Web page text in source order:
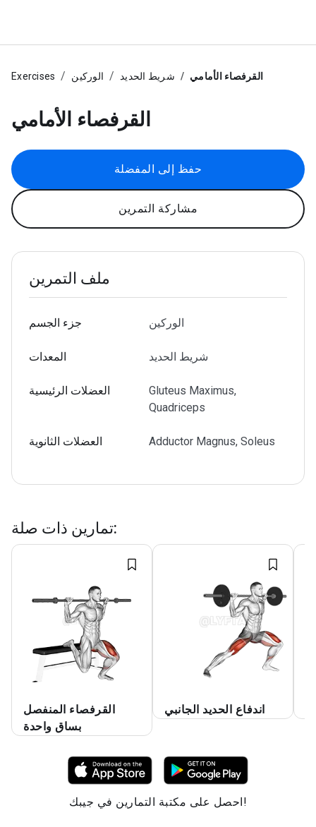
Exercises الوركين شريط الحديد القرفصاء الأمامي
القرفصاء الأمامي
حفظ إلى المفضلة
مشاركة التمرين
ملف التمرين
جزء الجسم الوركين
المعدات شريط الحديد
العضلات الرئيسية
Gluteus Maximus,
Quadriceps
العضلات الثانوية Adductor Magnus, Soleus
تمارين ذات صلة:
القرفصاء المنفصل
بساق واحدة
اندفاع الحديد الجانبي
احصل على مكتبة التمارين في جيبك!